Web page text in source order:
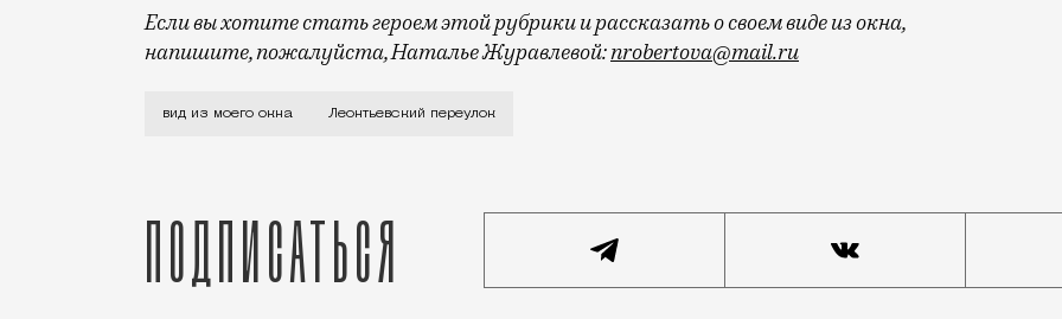
Если вы хотите стать героем этой рубрики и рассказать о своем виде из окна,
напишите, пожалуйста, Наталье Журавлевой:nrobertova@mail.ru
Я сижу в цоколе. Мое окно на уровне тротуара. Лучшее, что я обычно вижу — это ноги
вид из моего окна Леонтьевский переулок
Подписаться